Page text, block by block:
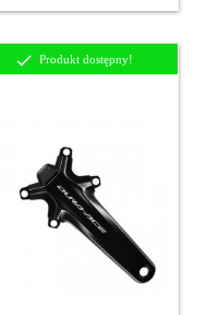
Produkt dostępny!